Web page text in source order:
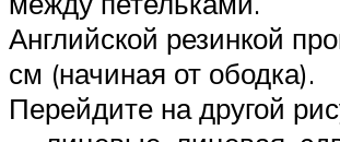
Английской резинкой
см (начиная от ободка).
Перейдите на другой